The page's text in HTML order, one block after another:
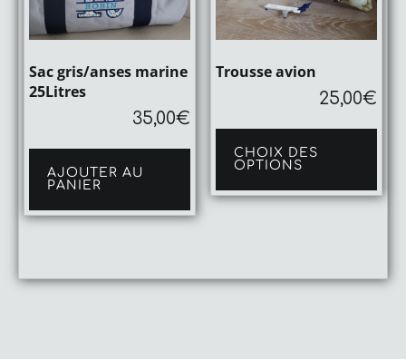
Sac gris/anses marine
25Litres
35,00€
AJOUTER AU
PANIER
Trousse avion
25,00€
CHOIX DES
OPTIONS
Les
sur